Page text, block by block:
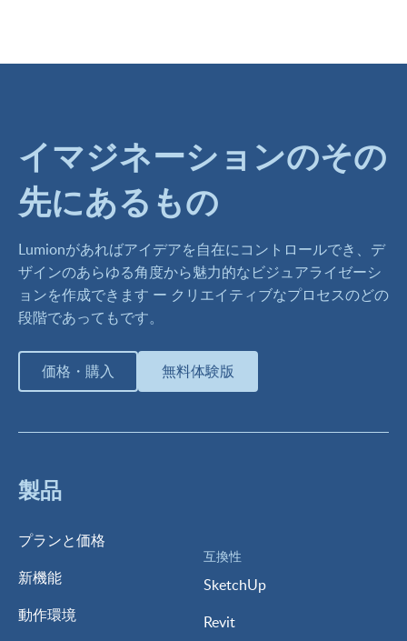
イマジネーションのその
先にあるもの
Lumionがあればアイデアを自在にコントロールでき、デ
ザインのあらゆる角度から魅力的なビジュアライゼーシ
ョンを作成できます ー クリエイティブなプロセスのどの
段階であってもです。
価格・購入 無料体験版
製品
プランと価格
新機能
動作環境
互換性
SketchUp
Revit